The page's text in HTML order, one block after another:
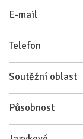
E-mail
Telefon
Soutěžní oblast
Působnost